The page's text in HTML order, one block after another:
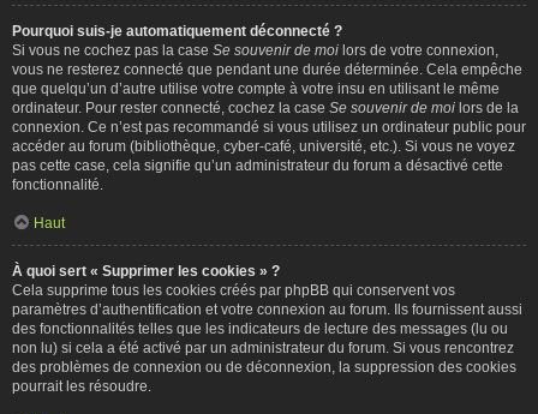
Pourquoi suis-je automatiquement déconnecté ?
Si vous ne cochez pas la case Se souvenir de moi lors de votre connexion,
vous ne resterez connecté que pendant une durée déterminée. Cela empêche
que quelqu’un d’autre utilise votre compte à votre insu en utilisant le même
ordinateur. Pour rester connecté, cochez la case Se souvenir de moi lors de la
connexion. Ce n’est pas recommandé si vous utilisez un ordinateur public pour
accéder au forum (bibliothèque, cyber-café, université, etc.). Si vous ne voyez
pas cette case, cela signifie qu’un administrateur du forum a désactivé cette
fonctionnalité.
Haut
À quoi sert « Supprimer les cookies » ?
Cela supprime tous les cookies créés par phpBB qui conservent vos
paramètres d’authentification et votre connexion au forum. Ils fournissent aussi
des fonctionnalités telles que les indicateurs de lecture des messages (lu ou
non lu) si cela a été activé par un administrateur du forum. Si vous rencontrez
des problèmes de connexion ou de déconnexion, la suppression des cookies
pourrait les résoudre.